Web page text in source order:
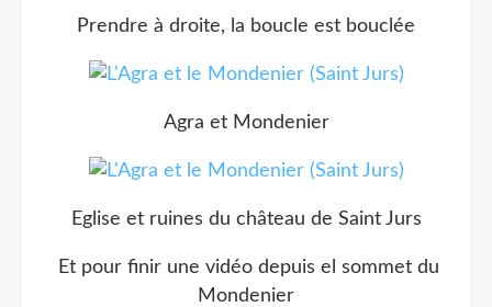
Prendre à droite, la boucle est bouclée
Agra et Mondenier
Eglise et ruines du château de Saint Jurs
Et pour finir une vidéo depuis el sommet du
Mondenier